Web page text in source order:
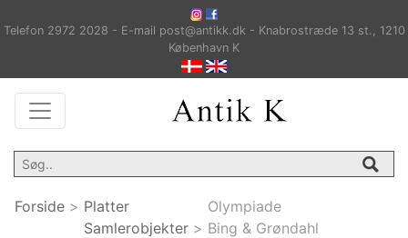
Telefon 2972 2028 - E-mail post@antikk.dk - Knabrostræde 13 st., 1210
København K
Forside > Platter
Samlerobjekter >
Olympiade
Bing & Grøndahl